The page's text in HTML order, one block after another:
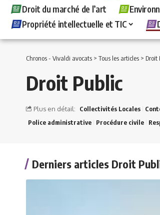
Droit du marché de l’art
Propriété intellectuelle et TIC
Chronos - Vivaldi avocats > Tous les articles > Droit
Droit Public
Plus en détail: Collectivités Locales
Police administrative
Procédure civile
Derniers articles Droit